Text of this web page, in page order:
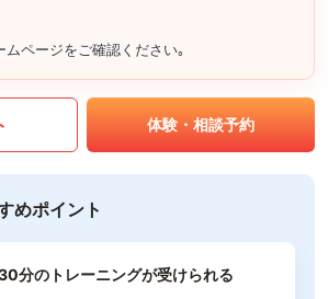
ページをご確認ください｡
体験・相談予約
めポイント
分のトレーニングが受けられる